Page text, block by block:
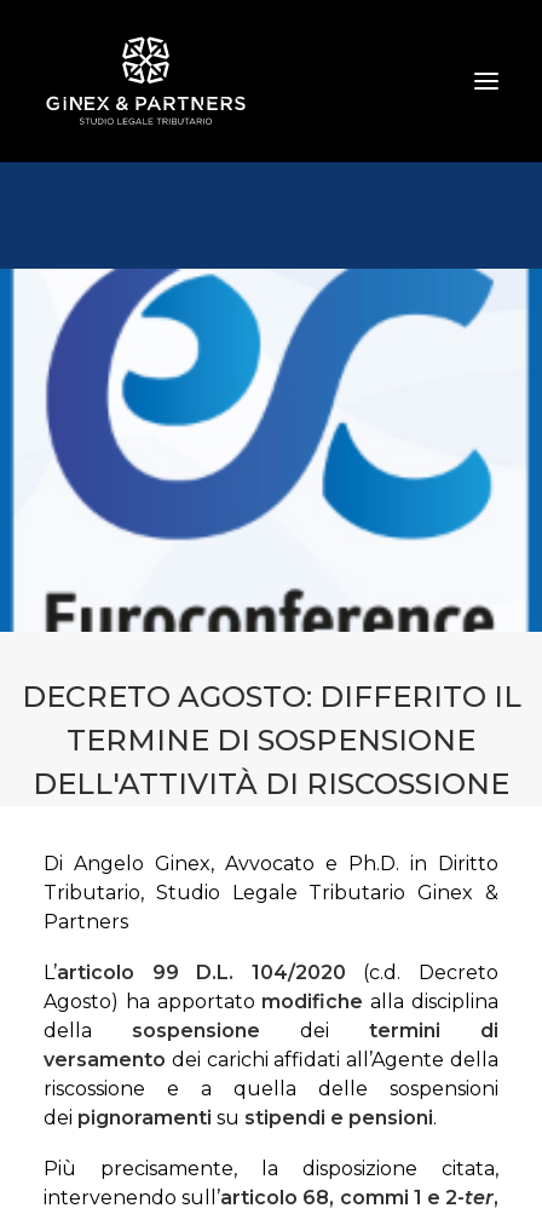
CHI SIAMO
TRIBUTARIO E PENALE TRIBUTARIO
GESTIONE E PROTEZIONE DEL PATRIMONIO
SOCIETARIO E CONTRATTUALISTICA
COMMERCIO INTERNAZIONALE
BANCARIO E FINANZIARIO
NEWS ED EVENTI
DECRETO AGOSTO: DIFFERITO IL
TERMINE DI SOSPENSIONE
DELL'ATTIVITÀ DI RISCOSSIONE
Di Angelo Ginex, Avvocato e Ph.D. in Diritto
Tributario, Studio Legale Tributario Ginex &
Partners
L’articolo 99 D.L. 104/2020 (c.d. Decreto
Agosto) ha apportato modifiche alla disciplina
della sospensione dei termini di
versamento dei carichi affidati all’Agente della
riscossione e a quella delle sospensioni
dei pignoramenti su stipendi e pensioni.
Più precisamente, la disposizione citata,
intervenendo sull’articolo 68, commi 1 e 2-ter,